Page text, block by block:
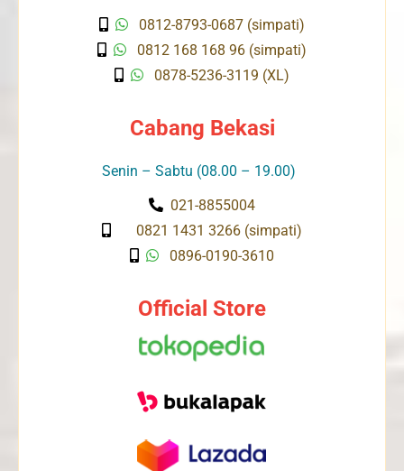
0812-8793-0687 (simpati)
0812 168 168 96 (simpati)
0878-5236-3119 (XL)
Cabang Bekasi
Senin – Sabtu (08.00 – 19.00)
021-8855004
0821 1431 3266 (simpati)
0896-0190-3610
Official Store